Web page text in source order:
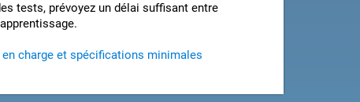
tests, prévoyez un délai suffisant entre
charge et spécifications minimales